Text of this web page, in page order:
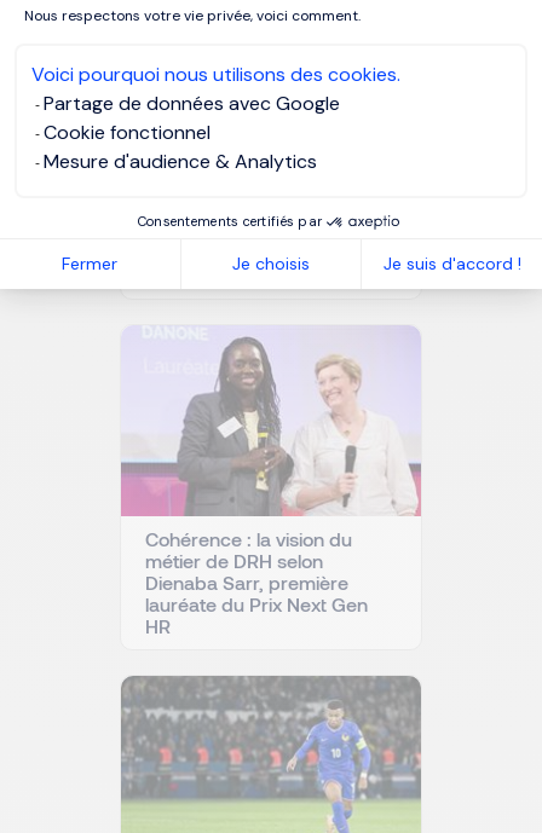
Nous respectons votre vie privée, voici comment.
Voici pourquoi nous utilisons des cookies.
Partage de données avec Google
Cookie fonctionnel
Mesure d'audience & Analytics
Consentements certifiés par
Fermer Je choisis Je suis d'accord !
en entreprise : comprendre,
anticiper et agir
efficacement
Cohérence : la vision du
métier de DRH selon
Dienaba Sarr, première
lauréate du Prix Next Gen
HR